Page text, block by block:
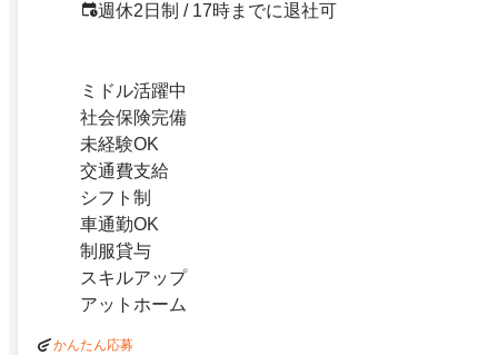
週休2日制 / 17時までに退社可
ミドル活躍中
社会保険完備
未経験OK
交通費支給
シフト制
車通勤OK
制服貸与
スキルアップ
アットホーム
かんたん応募